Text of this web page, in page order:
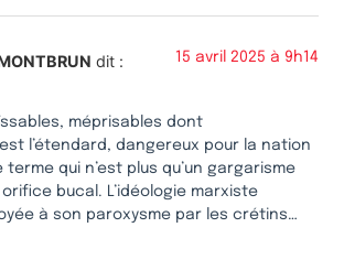
dit : 15 avril 2025 à 9h14
méprisables dont
l’étendard, dangereux pour la nation
qui n’est plus qu’un gargarisme
bucal. L’idéologie marxiste
à son paroxysme par les crétins…